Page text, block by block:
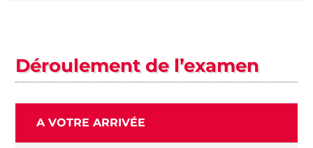
Déroulement de l’examen
A VOTRE ARRIVÉE